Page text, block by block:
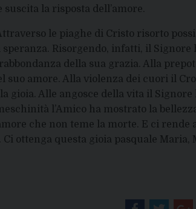
la risposta dell’amore.
le piaghe di Cristo risorto
Risorgendo, infatti, il Signore
della sua grazia. Alla
suo amore. Alla violenza dei cuori il
gioia. Alle angosce della vita il
l’Amico ha mostrato la
che non teme la morte. E ci rende
ottenga questa gioia pasquale Maria,